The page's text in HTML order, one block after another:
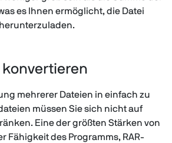
es Ihnen ermöglicht, die Datei
konvertieren
mehrerer Dateien in einfach zu
müssen Sie sich nicht auf
Eine der größten Stärken von
Fähigkeit des Programms, RAR-